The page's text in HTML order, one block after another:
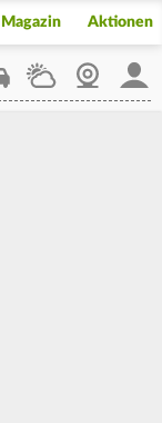
Magazin Aktionen
WetterWebcam